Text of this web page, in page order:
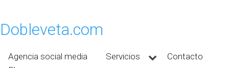
Dobleveta.com
Agencia social media Servicios
Contacto